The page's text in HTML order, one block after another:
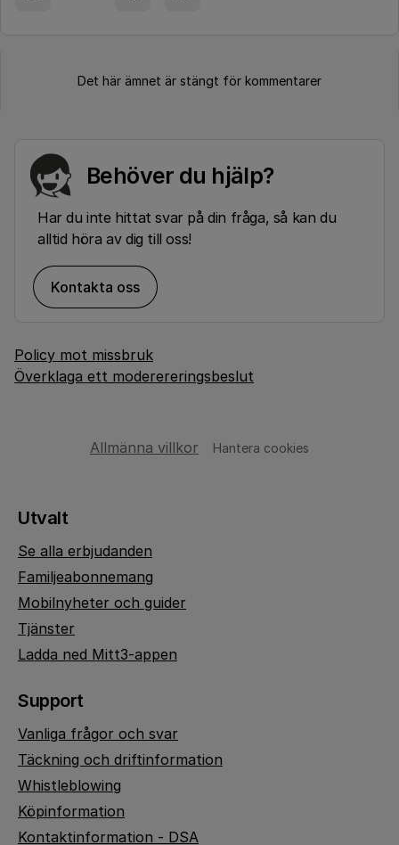
Det här ämnet är stängt för kommentarer
Behöver du hjälp?
Har du inte hittat svar på din fråga, så kan du
alltid höra av dig till oss!
Kontakta oss
Policy mot missbruk
Överklaga ett moderereringsbeslut
Allmänna villkor Hantera cookies
Utvalt
Se alla erbjudanden
Familjeabonnemang
Mobilnyheter och guider
Tjänster
Ladda ned Mitt3-appen
Support
Vanliga frågor och svar
Täckning och driftinformation
Whistleblowing
Köpinformation
Kontaktinformation - DSA